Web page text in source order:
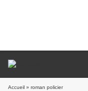
Accueil » roman policier